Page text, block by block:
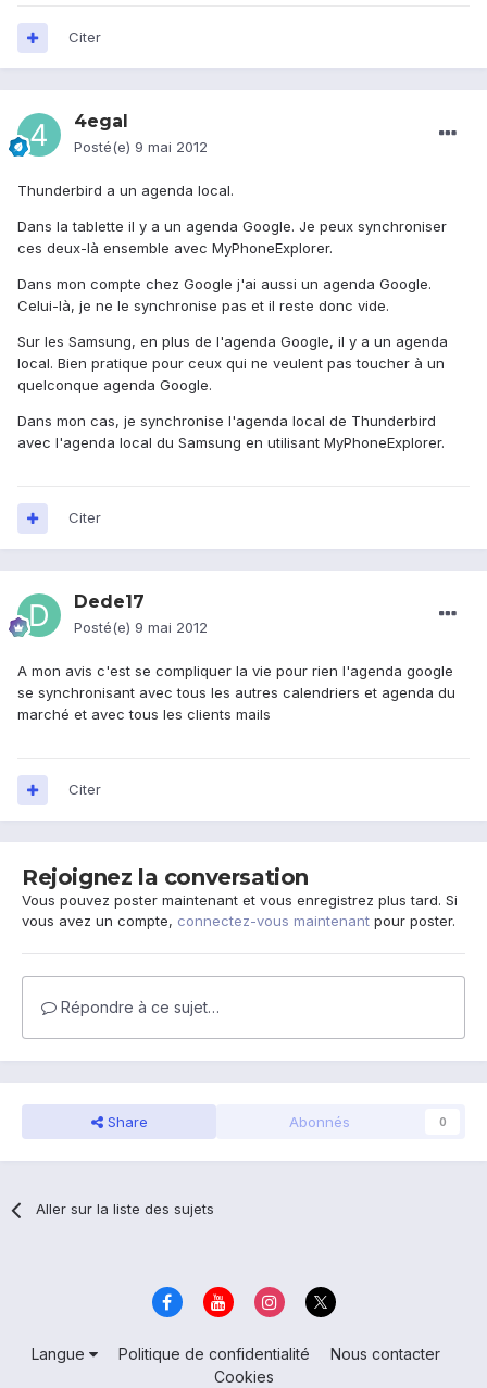
Citer
4egal
Posté(e) 9 mai 2012
Thunderbird a un agenda local.
Dans la tablette il y a un agenda Google. Je peux synchroniser
ces deux-là ensemble avec MyPhoneExplorer.
Dans mon compte chez Google j'ai aussi un agenda Google.
Celui-là, je ne le synchronise pas et il reste donc vide.
Sur les Samsung, en plus de l'agenda Google, il y a un agenda
local. Bien pratique pour ceux qui ne veulent pas toucher à un
quelconque agenda Google.
Dans mon cas, je synchronise l'agenda local de Thunderbird
avec l'agenda local du Samsung en utilisant MyPhoneExplorer.
Citer
Dede17
Posté(e) 9 mai 2012
A mon avis c'est se compliquer la vie pour rien l'agenda google
se synchronisant avec tous les autres calendriers et agenda du
marché et avec tous les clients mails
Citer
Rejoignez la conversation
Vous pouvez poster maintenant et vous enregistrez plus tard. Si
vous avez un compte, connectez-vous maintenant pour poster.
Répondre à ce sujet…
Share Abonnés 0
Aller sur la liste des sujets
Langue Politique de confidentialité
Nous contacter
Cookies